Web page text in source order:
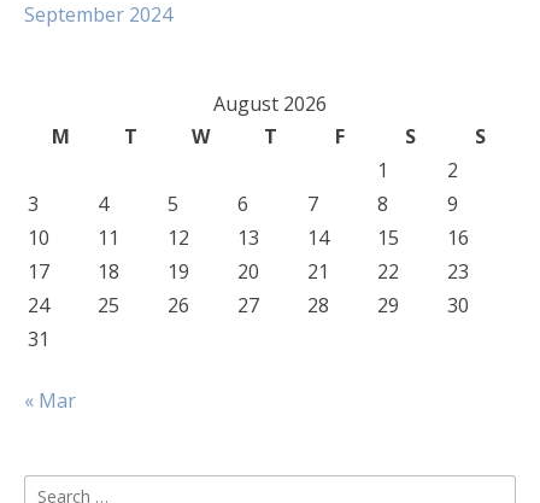
September 2024
August 2026
M
T W T F S
S
1
2
3
4 5 6 7 8
9
10
11 12 13 14 15
16
17
18 19 20 21 22
23
24
25 26 27 28 29
30
31
« Mar
Search